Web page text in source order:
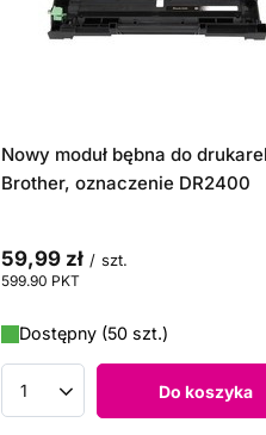
Nowy moduł bębna do
Brother, oznaczenie DR2400
59,99 zł / szt.
599.90 PKT
Dostępny (50 szt.)
Ilość produktów Do koszyka